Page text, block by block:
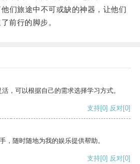
旅途中不可或缺的神器，让他们
前行的脚步。
，可以根据自己的需求选择学习方式。
支持[0] 反对[0]
，随时随地为我的娱乐提供帮助。
支持[0] 反对[0]